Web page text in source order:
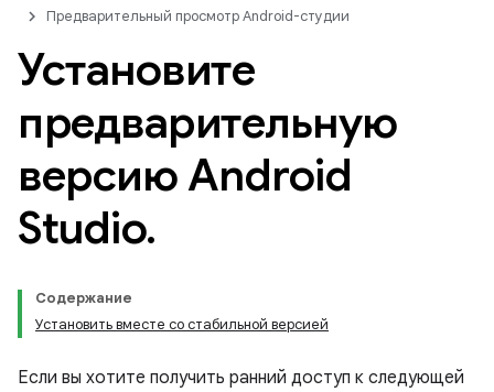
Предварительный просмотр Android-студии
Установите
предварительную
версию Android
Studio.
Содержание
Установить вместе со стабильной версией
Если вы хотите получить ранний доступ к следующей